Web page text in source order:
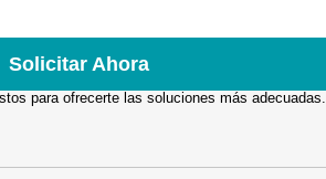
Solicitar Ahora
para ofrecerte las soluciones más adecuadas.